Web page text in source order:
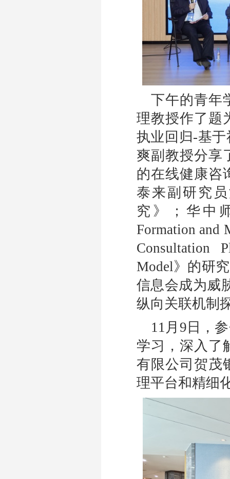
下午的青年
理教授作了题
执业回归-基
爽副教授分享
的在线健康咨
泰来副研究
究》；华中
Formation and
Consultation
Model》的研
信息会成为威
纵向关联机制
11 月 9 日，
学习，深入了
有限公司贺茂
理平台和精细